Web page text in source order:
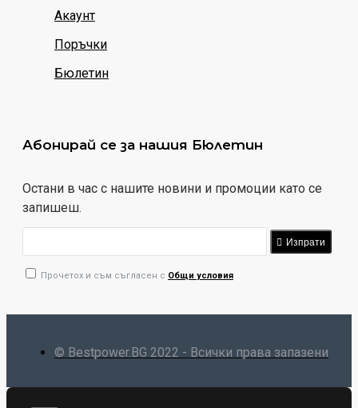
Акаунт
Поръчки
Бюлетин
Абонирай се за нашия Бюлетин
Остани в час с нашите новини и промоции като се
запишеш.
Изпрати
Прочетох и съм съгласен с Общи условия
© Bestpower.BG 2022 - Всички права запазени